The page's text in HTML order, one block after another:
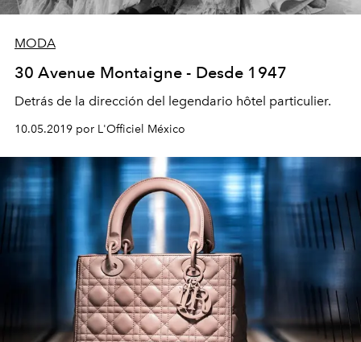
MODA
30 Avenue Montaigne - Desde 1947
Detrás de la dirección del legendario hôtel particulier.
10.05.2019 por L'Officiel México